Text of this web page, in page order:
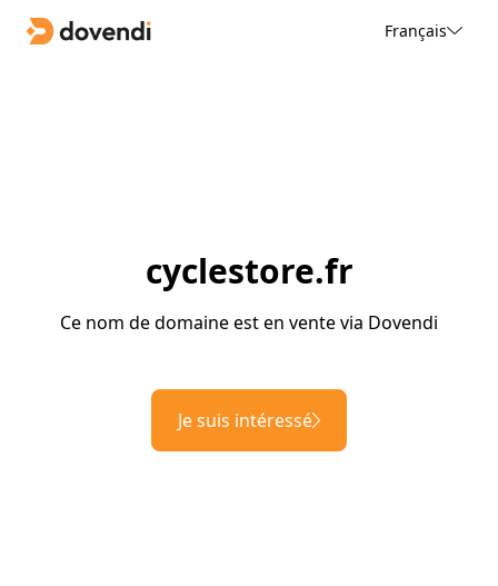
Français
cyclestore.fr
Ce nom de domaine est en vente via Dovendi
Je suis intéressé